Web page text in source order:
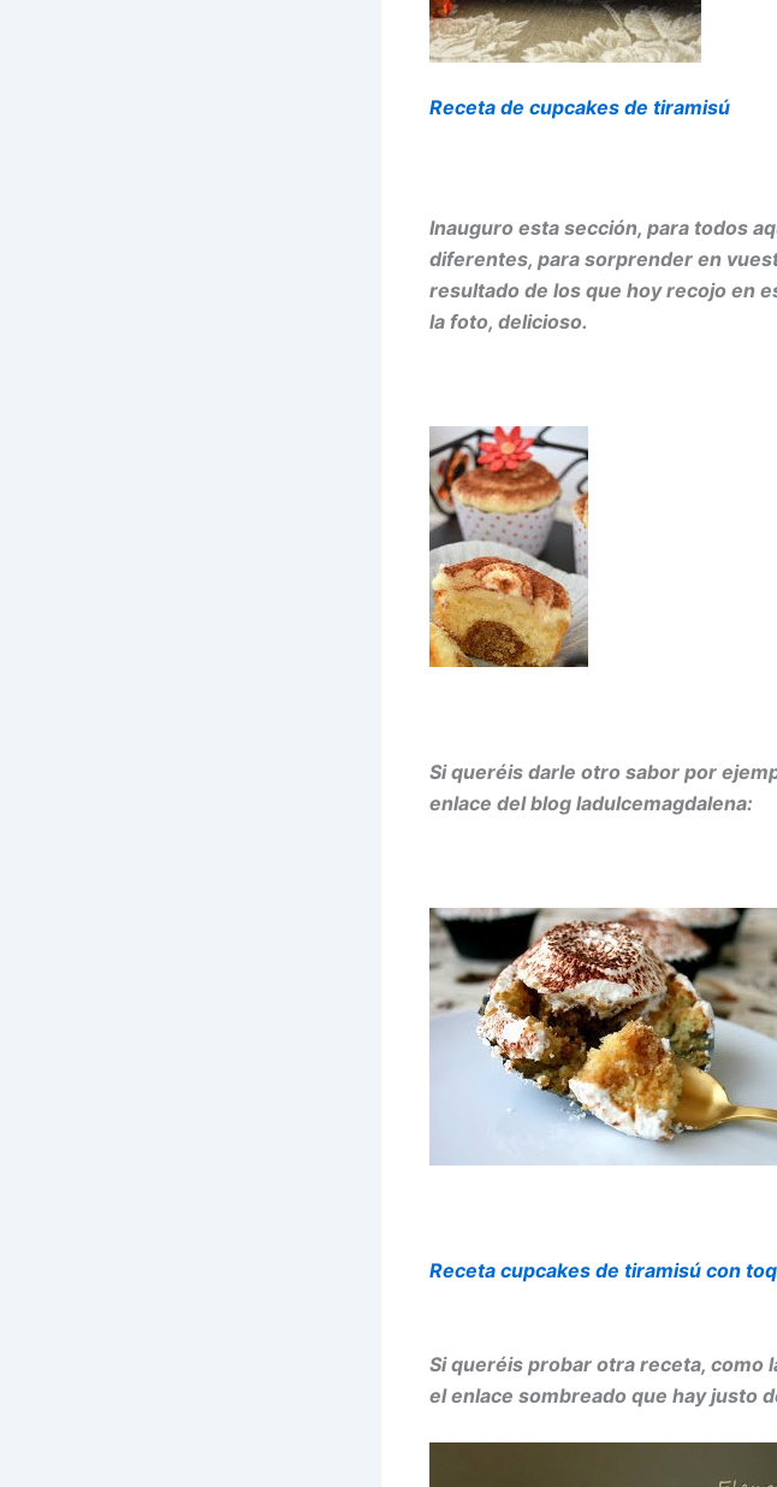
Receta de cupcakes de tiramisú
Inauguro esta sección, para todos
diferentes, para sorprender en
resultado de los que hoy recojo en
la foto, delicioso.
Si queréis darle otro sabor por
enlace del blog ladulcemagdalena:
Receta cupcakes de tiramisú con
Si queréis probar otra receta, como
el enlace sombreado que hay justo